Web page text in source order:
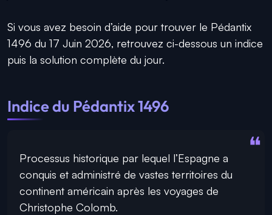
Si vous avez besoin d’aide pour trouver le Pédantix
1496 du 17 Juin 2026, retrouvez ci-dessous un indice
puis la solution complète du jour.
Indice du Pédantix 1496
Processus historique par lequel l’Espagne a
conquis et administré de vastes territoires du
continent américain après les voyages de
Christophe Colomb.